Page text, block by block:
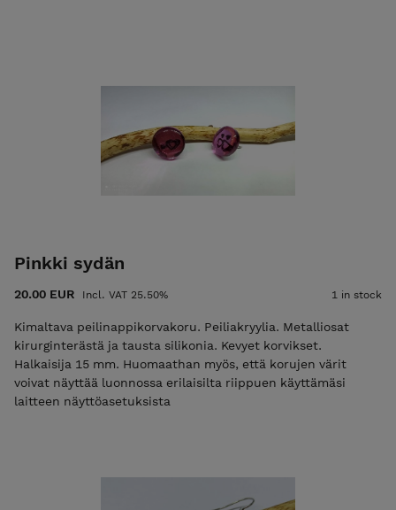
Pinkki sydän
20.00 EUR Incl. VAT 25.50% 1 in stock
Kimaltava peilinappikorvakoru. Peiliakryylia. Metalliosat
kirurginterästä ja tausta silikonia. Kevyet korvikset.
Halkaisija 15 mm. Huomaathan myös, että korujen värit
voivat näyttää luonnossa erilaisilta riippuen käyttämäsi
laitteen näyttöasetuksista